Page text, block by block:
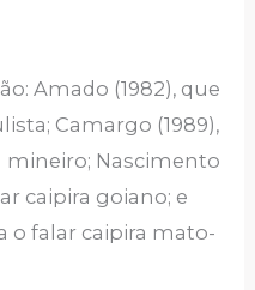
Amado (1982), que
Camargo (1989),
mineiro; Nascimento
caipira goiano; e
o falar caipira mato-